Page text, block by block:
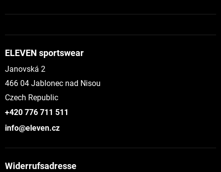
ELEVEN sportswear
Janovská 2
466 04 Jablonec nad Nisou
Czech Republic
+420 776 711 511
info@eleven.cz
Widerrufsadresse